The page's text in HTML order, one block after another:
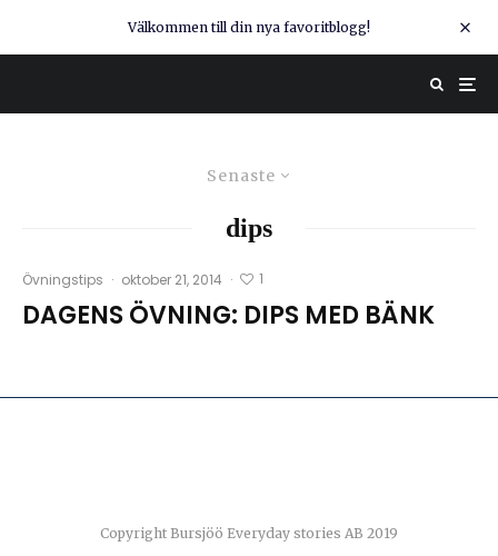
Välkommen till din nya favoritblogg!
Senaste
dips
Övningstips · oktober 21, 2014 · 1
DAGENS ÖVNING: DIPS MED BÄNK
Copyright Bursjöö Everyday stories AB 2019